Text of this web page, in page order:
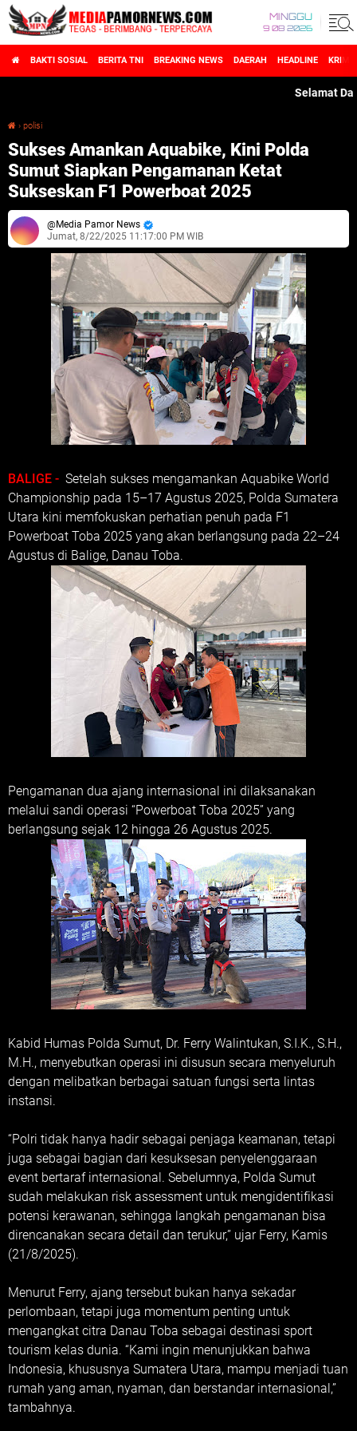
MINGGU
9 08 2026
BAKTI SOSIAL BERITA TNI BREAKING NEWS DAERAH HEADLINE
Selamat Datang
› polisi
Sukses Amankan Aquabike, Kini Polda
Sumut Siapkan Pengamanan Ketat
Sukseskan F1 Powerboat 2025
Media Pamor News
Jumat, 8/22/2025 11:17:00 PM WIB
BALIGE - Setelah sukses mengamankan Aquabike World
Championship pada 15–17 Agustus 2025, Polda Sumatera
Utara kini memfokuskan perhatian penuh pada F1
Powerboat Toba 2025 yang akan berlangsung pada 22–24
Agustus di Balige, Danau Toba.
Pengamanan dua ajang internasional ini dilaksanakan
melalui sandi operasi “Powerboat Toba 2025” yang
berlangsung sejak 12 hingga 26 Agustus 2025.
Kabid Humas Polda Sumut, Dr. Ferry Walintukan, S.I.K., S.H.,
M.H., menyebutkan operasi ini disusun secara menyeluruh
dengan melibatkan berbagai satuan fungsi serta lintas
instansi.
“Polri tidak hanya hadir sebagai penjaga keamanan, tetapi
juga sebagai bagian dari kesuksesan penyelenggaraan
event bertaraf internasional. Sebelumnya, Polda Sumut
sudah melakukan risk assessment untuk mengidentifikasi
potensi kerawanan, sehingga langkah pengamanan bisa
direncanakan secara detail dan terukur,” ujar Ferry, Kamis
(21/8/2025).
Menurut Ferry, ajang tersebut bukan hanya sekadar
perlombaan, tetapi juga momentum penting untuk
mengangkat citra Danau Toba sebagai destinasi sport
tourism kelas dunia. “Kami ingin menunjukkan bahwa
Indonesia, khususnya Sumatera Utara, mampu menjadi tuan
rumah yang aman, nyaman, dan berstandar internasional,”
tambahnya.